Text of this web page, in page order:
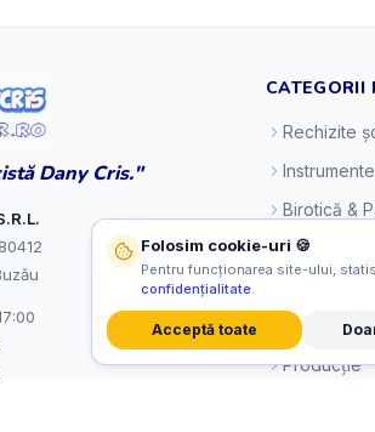
Dany Cris."
CATEGORII
Rechizite
Birotică &
Craft &
Jocuri &
Producție
Folosim cookie-uri 🍪
Pentru funcționarea site-ului,
confidențialitate.
Acceptă toate